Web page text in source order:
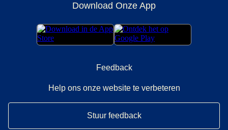
Download Onze App
Feedback
Help ons onze website te verbeteren
Stuur feedback